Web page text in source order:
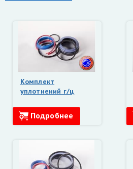
Комплект
уплотнений г/ц
100х63 ВЕЛМАШ
Подробнее